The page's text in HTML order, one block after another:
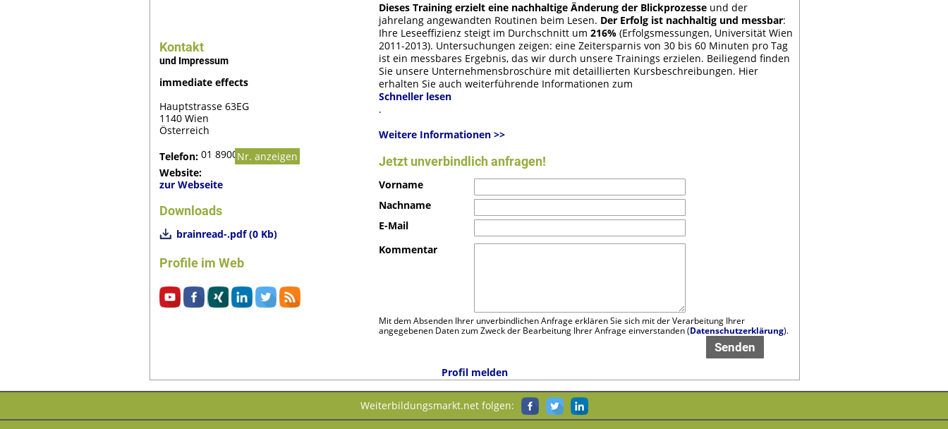
Kontakt
und Impressum
immediate effects
Hauptstrasse 63EG
1140 Wien
Österreich
Telefon: 01 8900213-0Nr. anzeigen
Website:
zur Webseite
Downloads
brainread-.pdf (0 Kb)
Profile im Web
Profil melden
Dieses Training erzielt eine nachhaltige Änderung der Blickprozesse und der
jahrelang angewandten Routinen beim Lesen. Der Erfolg ist nachhaltig und messbar:
Ihre Leseeffizienz steigt im Durchschnitt um 216% (Erfolgsmessungen, Universität Wien
2011-2013). Untersuchungen zeigen: eine Zeitersparnis von 30 bis 60 Minuten pro Tag
ist ein messbares Ergebnis, das wir durch unsere Trainings erzielen. Beiliegend finden
Sie unsere Unternehmensbroschüre mit detaillierten Kursbeschreibungen. Hier
erhalten Sie auch weiterführende Informationen zum
Schneller lesen
.
Weitere Informationen >>
Jetzt unverbindlich anfragen!
Vorname
Nachname
E-Mail
Telefon
Kommentar
Mit dem Absenden Ihrer unverbindlichen Anfrage erklären Sie sich mit der Verarbeitung Ihrer
angegebenen Daten zum Zweck der Bearbeitung Ihrer Anfrage einverstanden (Datenschutzerklärung).
Weiterbildungsmarkt.net folgen: